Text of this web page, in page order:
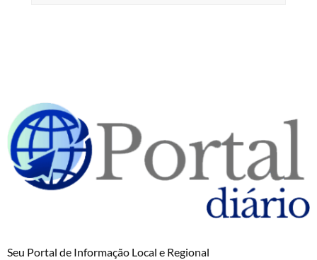
Seu Portal de Informação Local e Regional